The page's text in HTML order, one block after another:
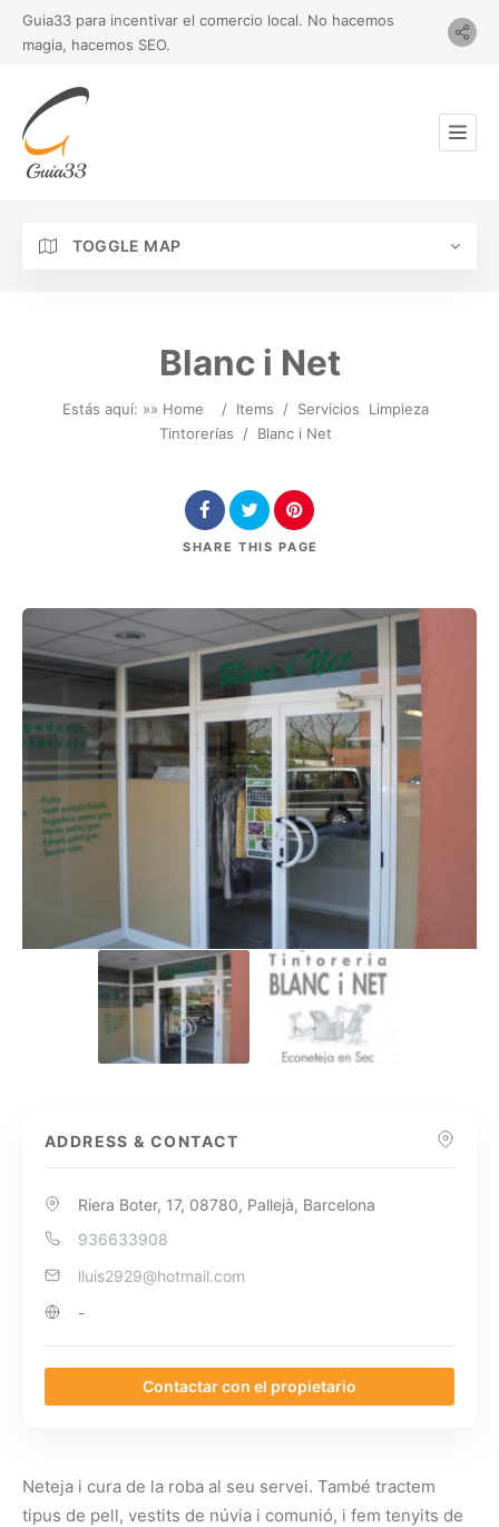
Guia33 para incentivar el comercio local. No hacemos
magia, hacemos SEO.
TOGGLE MAP
Blanc i Net
Estás aquí: »» Home / Items / Servicios
Limpieza
Tintorerías
/ Blanc i Net
SHARE THIS PAGE
ADDRESS & CONTACT
Riera Boter, 17, 08780, Pallejà, Barcelona
936633908
lluis2929@hotmail.com
-
Contactar con el propietario
Neteja i cura de la roba al seu servei. També tractem
tipus de pell, vestits de núvia i comunió, i fem tenyits de